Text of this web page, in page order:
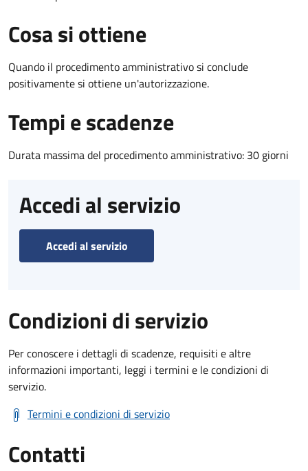
Cosa si ottiene
Quando il procedimento amministrativo si conclude
positivamente si ottiene un'autorizzazione.
Tempi e scadenze
Durata massima del procedimento amministrativo: 30 giorni
Accedi al servizio
Accedi al servizio
Condizioni di servizio
Per conoscere i dettagli di scadenze, requisiti e altre
informazioni importanti, leggi i termini e le condizioni di
servizio.
Termini e condizioni di servizio
Contatti